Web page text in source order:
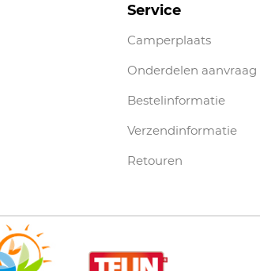
Service
Camperplaats
Onderdelen aanvraag
Bestelinformatie
Verzendinformatie
Retouren